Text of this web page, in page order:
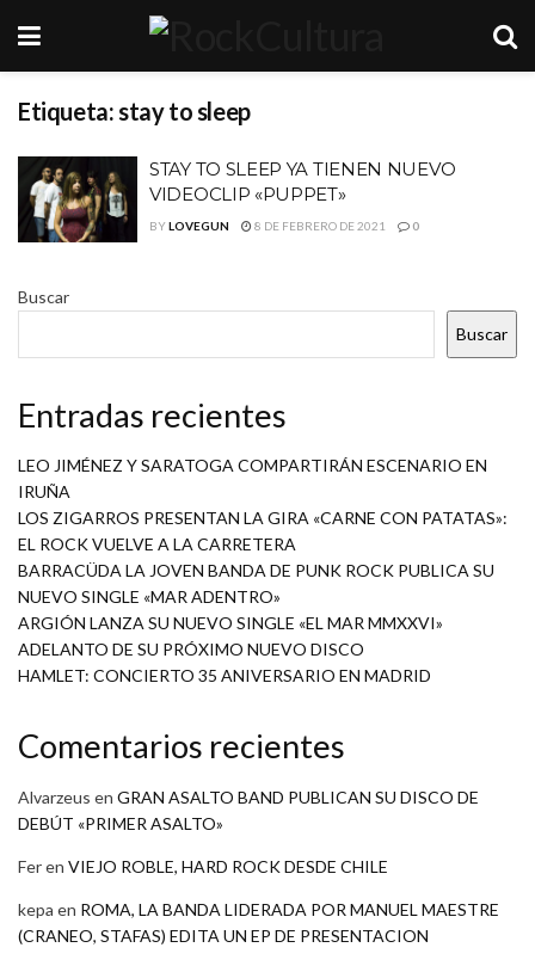
Etiqueta:stay to sleep
STAY TO SLEEP YA TIENEN NUEVO
VIDEOCLIP «PUPPET»
BYLOVEGUN 8 DE FEBRERO DE 2021 0
Buscar
Buscar
Entradas recientes
LEO JIMÉNEZ Y SARATOGA COMPARTIRÁN ESCENARIO EN
IRUÑA
LOS ZIGARROS PRESENTAN LA GIRA «CARNE CON PATATAS»:
EL ROCK VUELVE A LA CARRETERA
BARRACÜDA LA JOVEN BANDA DE PUNK ROCK PUBLICA SU
NUEVO SINGLE «MAR ADENTRO»
ARGIÓN LANZA SU NUEVO SINGLE «EL MAR MMXXVI»
ADELANTO DE SU PRÓXIMO NUEVO DISCO
HAMLET: CONCIERTO 35 ANIVERSARIO EN MADRID
Comentarios recientes
Alvarzeus en GRAN ASALTO BAND PUBLICAN SU DISCO DE
DEBÚT «PRIMER ASALTO»
Feren VIEJO ROBLE, HARD ROCK DESDE CHILE
kepa en ROMA, LA BANDA LIDERADA POR MANUEL MAESTRE
(CRANEO, STAFAS) EDITA UN EP DE PRESENTACION